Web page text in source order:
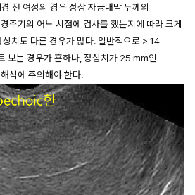
전 여성의 경우 정상 자궁내막 두께의
주기의 어느 시점에 검사를 했는지에 따라 크게
치도 다른 경우가 많다. 일반적으로 > 14
보는 경우가 흔하나, 정상치가 25 mm인
석에 주의해야 한다.